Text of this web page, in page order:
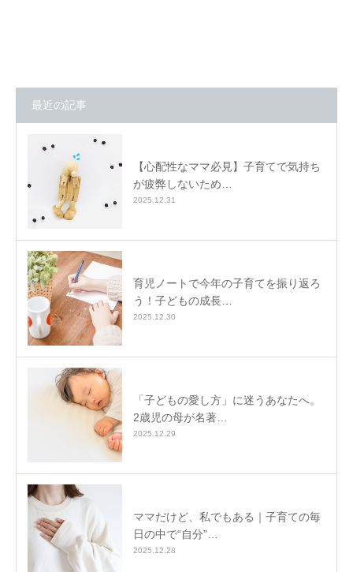
最近の記事
【心配性なママ必見】子育てで気持ち
が疲弊しないため…
2025.12.31
育児ノートで今年の子育てを振り返ろ
う！子どもの成長…
2025.12.30
「子どもの愛し方」に迷うあなたへ。
2歳児の母が名著…
2025.12.29
ママだけど、私でもある｜子育ての毎
日の中で“自分”…
2025.12.28